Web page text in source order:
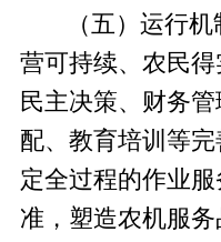
（五）运行机
营可持续、农民
民主决策、财务
配、教育培训等
定全过程的作业
准，塑造农机服